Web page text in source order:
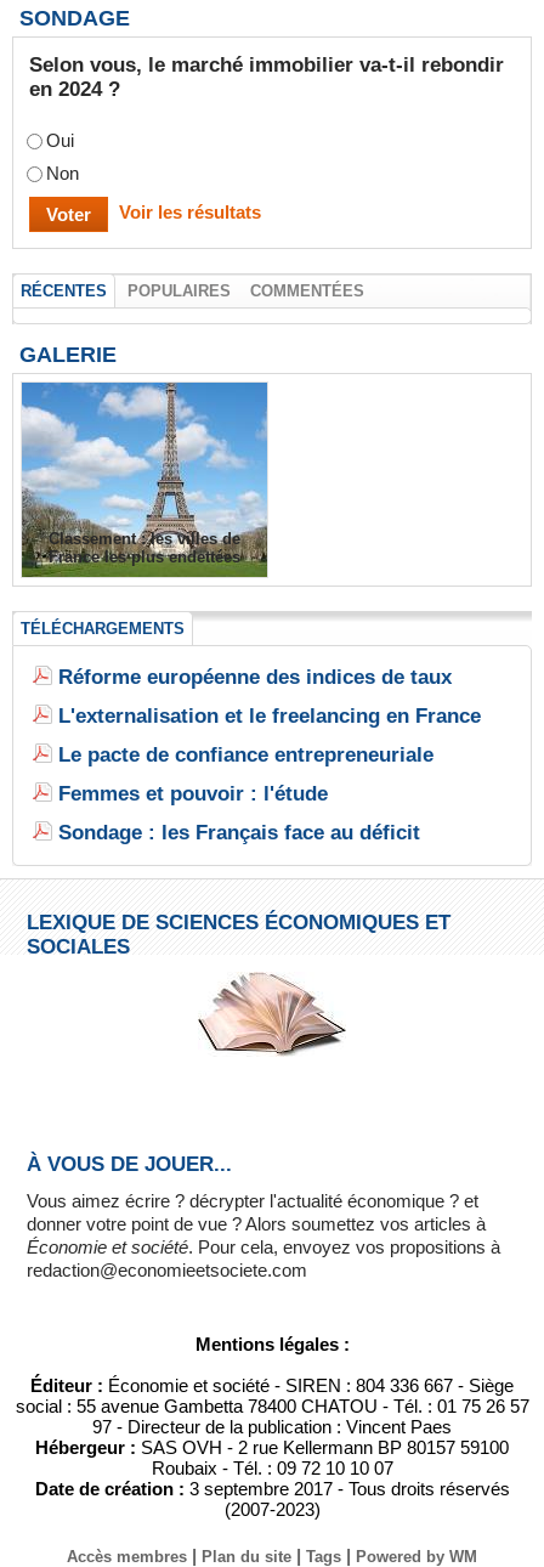
SONDAGE
Selon vous, le marché immobilier va-t-il rebondir
en 2024 ?
Oui
Non
Voir les résultats
RÉCENTES POPULAIRES COMMENTÉES
GALERIE
Classement : les villes de
France les plus endettées
TÉLÉCHARGEMENTS
Réforme européenne des indices de taux
L'externalisation et le freelancing en France
Le pacte de confiance entrepreneuriale
Femmes et pouvoir : l'étude
Sondage : les Français face au déficit
LEXIQUE DE SCIENCES ÉCONOMIQUES ET
SOCIALES
À VOUS DE JOUER...
Vous aimez écrire ? décrypter l'actualité économique ? et
donner votre point de vue ? Alors soumettez vos articles à
Économie et société. Pour cela, envoyez vos propositions à
redaction@economieetsociete.com
Mentions légales :
Éditeur : Économie et société - SIREN : 804 336 667 - Siège
social : 55 avenue Gambetta 78400 CHATOU - Tél. : 01 75 26 57
97 - Directeur de la publication : Vincent Paes
Hébergeur : SAS OVH - 2 rue Kellermann BP 80157 59100
Roubaix - Tél. : 09 72 10 10 07
Date de création : 3 septembre 2017 - Tous droits réservés
(2007-2023)
Accès membres | Plan du site | Tags | Powered by WM